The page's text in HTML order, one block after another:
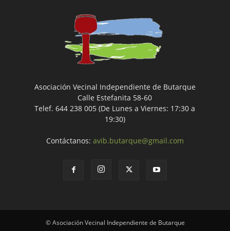
Asociación Vecinal Independiente de Butarque
Calle Estefanita 58-60
Telef. 644 238 005 (De Lunes a Viernes: 17:30 a
19:30)
Contáctanos: avib.butarque@gmail.com
© Asociación Vecinal Independiente de Butarque